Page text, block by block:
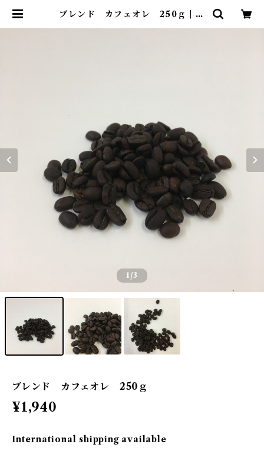
ブレンド カフェオレ 250ｇ | ビ
1 /3
ブレンド カフェオレ 250ｇ
¥1,940
International shipping available